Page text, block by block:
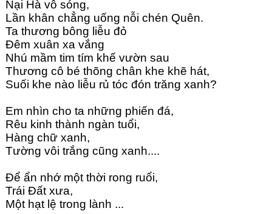
Nại Hà vỗ sóng,
Lần khân chẳng uống nỗi chén Quên.
Ta thương bông liễu đỏ
Đêm xuân xa vắng
Nhú mầm tim tím khế vườn sau
Thương cô bé thõng chân khe khẽ hát,
Suối khe nào liễu rủ tóc đón trăng xanh?
Em nhìn cho ta những phiến đá,
Rêu kinh thành ngàn tuổi,
Hàng chữ xanh,
Tường vôi trắng cũng xanh....
Để ẩn nhớ một thời rong ruổi,
Trái Đất xưa,
Một hạt lệ trong lành ...